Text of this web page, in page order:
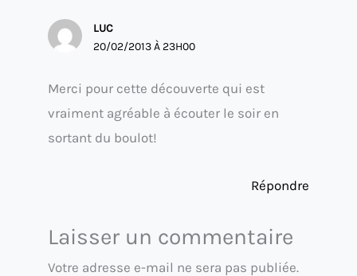
LUC
20/02/2013 À 23H00
Merci pour cette découverte qui est
vraiment agréable à écouter le soir en
sortant du boulot!
Répondre
Laisser un commentaire
Votre adresse e-mail ne sera pas publiée.